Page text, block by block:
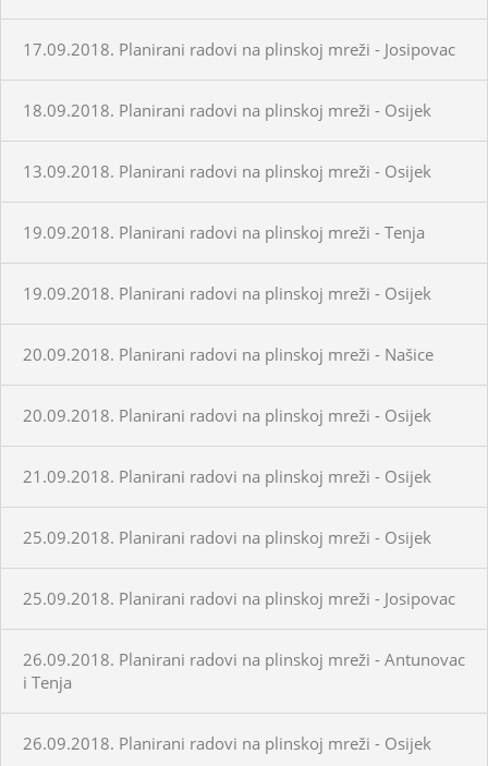
17.09.2018. Planirani radovi na plinskoj mreži - Josipovac
18.09.2018. Planirani radovi na plinskoj mreži - Osijek
13.09.2018. Planirani radovi na plinskoj mreži - Osijek
19.09.2018. Planirani radovi na plinskoj mreži - Tenja
19.09.2018. Planirani radovi na plinskoj mreži - Osijek
20.09.2018. Planirani radovi na plinskoj mreži - Našice
20.09.2018. Planirani radovi na plinskoj mreži - Osijek
21.09.2018. Planirani radovi na plinskoj mreži - Osijek
25.09.2018. Planirani radovi na plinskoj mreži - Osijek
25.09.2018. Planirani radovi na plinskoj mreži - Josipovac
26.09.2018. Planirani radovi na plinskoj mreži - Antunovac
i Tenja
26.09.2018. Planirani radovi na plinskoj mreži - Osijek